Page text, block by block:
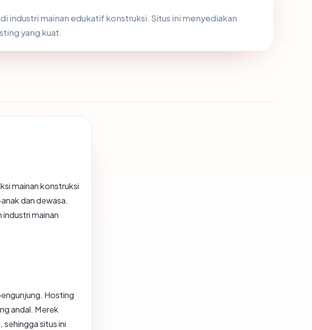
industri mainan edukatif konstruksi. Situs ini menyediakan
yang kuat.
mainan konstruksi
dan dewasa.
industri mainan
Hosting
andal. Merek
situs ini